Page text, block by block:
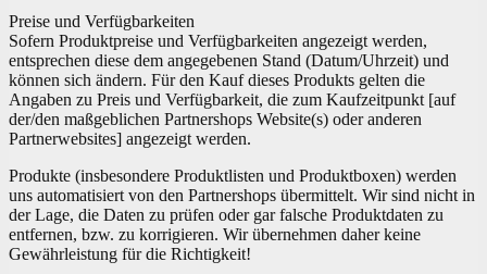
Preise und Verfügbarkeiten
Sofern Produktpreise und Verfügbarkeiten angezeigt werden,
entsprechen diese dem angegebenen Stand (Datum/Uhrzeit) und
können sich ändern. Für den Kauf dieses Produkts gelten die
Angaben zu Preis und Verfügbarkeit, die zum Kaufzeitpunkt [auf
der/den maßgeblichen Partnershops Website(s) oder anderen
Partnerwebsites] angezeigt werden.
Produkte (insbesondere Produktlisten und Produktboxen) werden
uns automatisiert von den Partnershops übermittelt. Wir sind nicht in
der Lage, die Daten zu prüfen oder gar falsche Produktdaten zu
entfernen, bzw. zu korrigieren. Wir übernehmen daher keine
Gewährleistung für die Richtigkeit!